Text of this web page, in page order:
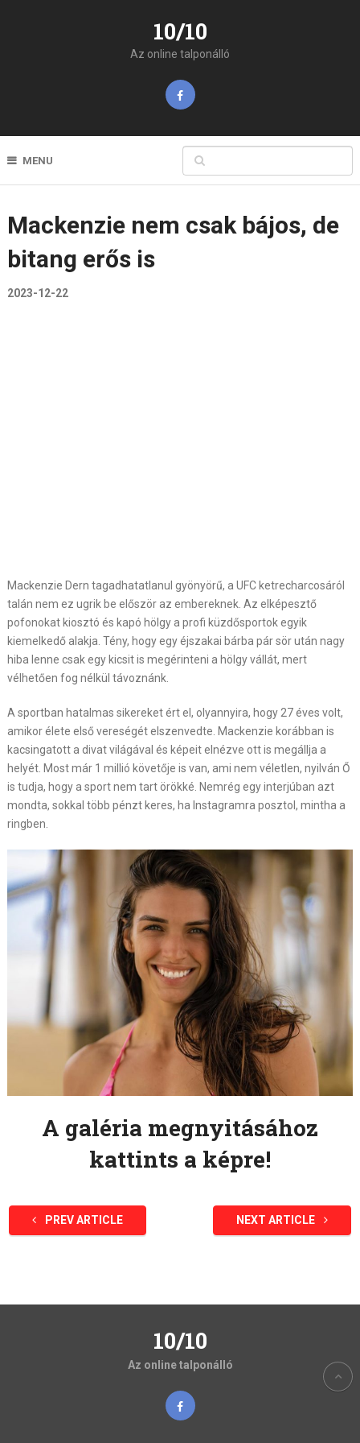
10/10
Az online talponálló
MENU
Mackenzie nem csak bájos, de
bitang erős is
2023-12-22
Mackenzie Dern tagadhatatlanul gyönyörű, a UFC ketrecharcosáról
talán nem ez ugrik be először az embereknek. Az elképesztő
pofonokat kiosztó és kapó hölgy a profi küzdősportok egyik
kiemelkedő alakja. Tény, hogy egy éjszakai bárba pár sör után nagy
hiba lenne csak egy kicsit is megérinteni a hölgy vállát, mert
vélhetően fog nélkül távoznánk.
A sportban hatalmas sikereket ért el, olyannyira, hogy 27 éves volt,
amikor élete első vereségét elszenvedte. Mackenzie korábban is
kacsingatott a divat világával és képeit elnézve ott is megállja a
helyét. Most már 1 millió követője is van, ami nem véletlen, nyilván Ő
is tudja, hogy a sport nem tart örökké. Nemrég egy interjúban azt
mondta, sokkal több pénzt keres, ha Instagramra posztol, mintha a
ringben.
A galéria megnyitásához
kattints a képre!
PREV ARTICLE NEXT ARTICLE
10/10
Az online talponálló